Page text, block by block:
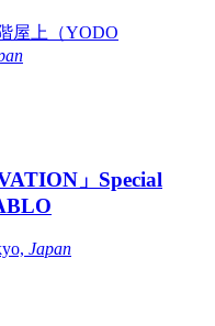
屋上（YODO
」Special
Japan